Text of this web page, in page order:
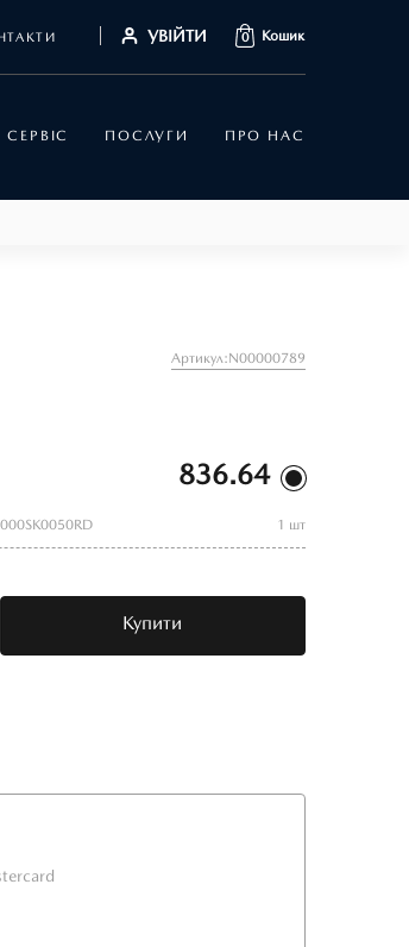
УВІЙТИ 0 Кошик
СЕРВІС ПОСЛУГИ ПРО НАС
Артикул:N00000789
836.64
1 шт
Купити